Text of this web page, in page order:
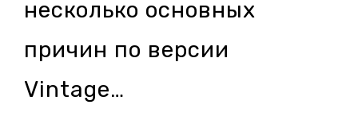
несколько основных
причин по версии
Vintage…